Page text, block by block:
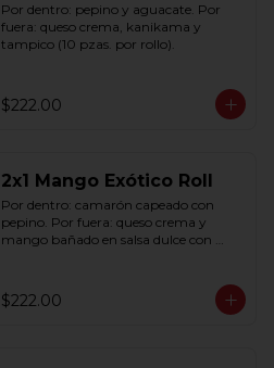
Por dentro: pepino y aguacate. Por
fuera: queso crema, kanikama y
tampico (10 pzas. por rollo).
$222.00
2x1 Mango Exótico Roll
Por dentro: camarón capeado con
pepino. Por fuera: queso crema y
mango bañado en salsa dulce con
$222.00